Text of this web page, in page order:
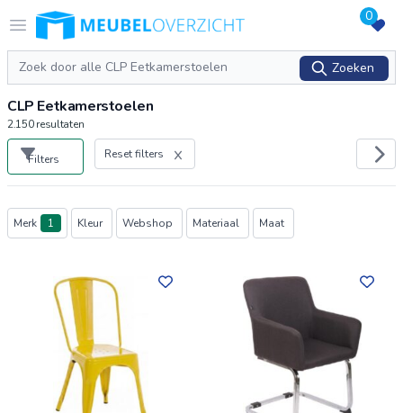
Open menu
Logo Meubeloverzicht.nl 0
Zoeken
Zoeken
CLP Eetkamerstoelen
2.150resultaten
Filters Reset filters
Producten
Merk 1 Kleur Webshop Materiaal Maat